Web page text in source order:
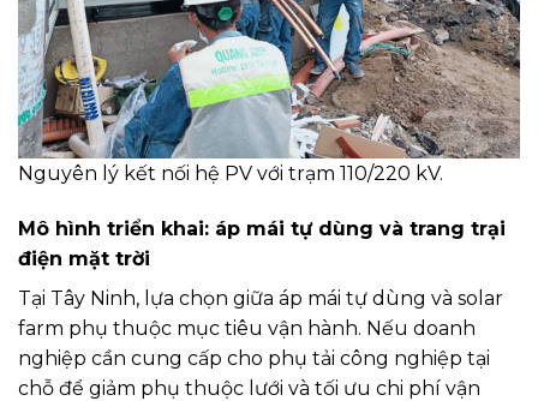
Nguyên lý kết nối hệ PV với trạm 110/220 kV.
Mô hình triển khai: áp mái tự dùng và trang trại
điện mặt trời
Tại Tây Ninh, lựa chọn giữa áp mái tự dùng và solar
farm phụ thuộc mục tiêu vận hành. Nếu doanh
nghiệp cần cung cấp cho phụ tải công nghiệp tại
chỗ để giảm phụ thuộc lưới và tối ưu chi phí vận